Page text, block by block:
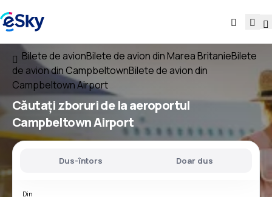
Bilete de avionBilete de avion din Marea BritanieBilete
de avion din CampbeltownBilete de avion din
Campbeltown Airport
Căutațizboruride laaeroportul
Campbeltown Airport
Dus-întors Doar dus
Din